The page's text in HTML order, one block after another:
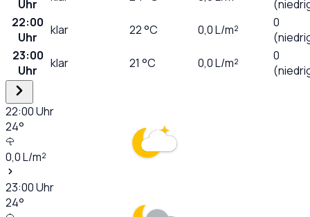
Uhr
22:00
Uhr
klar 22°C 0,0L/m²
0
23:00
Uhr
klar 21 °C 0,0L/m²
0
22:00Uhr
24°
0,0L/m²
23:00Uhr
24°